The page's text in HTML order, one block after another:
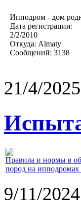
Ипподром - дом
Дата регистрации:
2/2/2010
Откуда: Almaty
Сообщений: 3138
21/4/2025
Правила и нормы в
пород на
9/11/2024